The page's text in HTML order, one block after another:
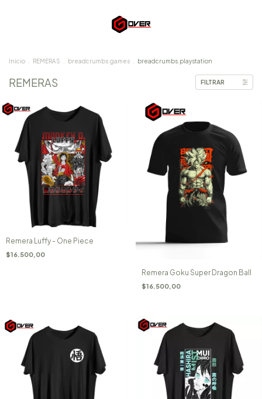
Inicio REMERAS breadcrumbs.games breadcrumbs.playstation
REMERAS FILTRAR
Remera Luffy - One Piece
$16.500,00
Remera Goku Super Dragon Ball
$16.500,00